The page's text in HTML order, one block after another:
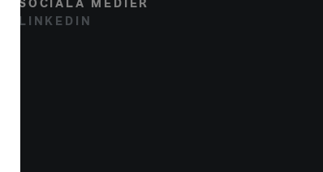
SOCIALA MEDIER
LINKEDIN